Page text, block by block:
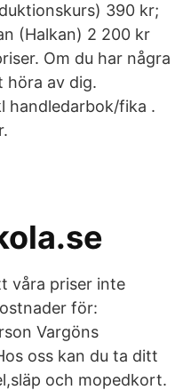
390 kr;
(Halkan) 2 200 kr
Om du har några
höra av dig.
handledarbok/fika .
våra priser inte
för:
Vargöns
oss kan du ta ditt
och mopedkort.